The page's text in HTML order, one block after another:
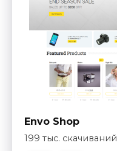
Envo Shop
199 тыс. скачиваний